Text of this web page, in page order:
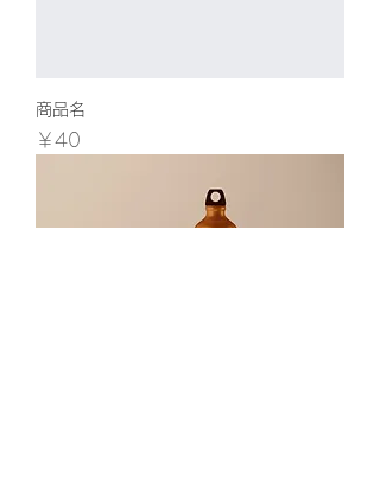
商品名
価格
￥40